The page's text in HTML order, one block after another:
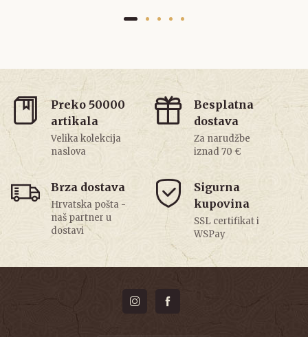
Preko 50000
artikala
Velika kolekcija
naslova
Besplatna
dostava
Za narudžbe
iznad 70 €
Brza dostava
Hrvatska pošta -
naš partner u
dostavi
Sigurna
kupovina
SSL certifikat i
WSPay